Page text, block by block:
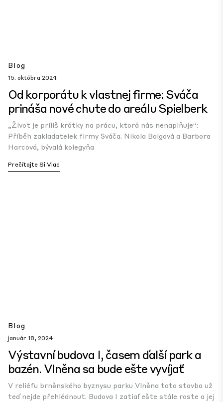
Blog
15. októbra 2024
Od korporátu k vlastnej firme: Sváča
prináša nové chute do areálu Spielberk
„Život je príliš krátky na prácu, ktorá nás nenaplňuje“:
Příběh zakladatelek firmy Sváča. Nikola Balgová a Barbora
Harcová, bývalá kolegyňa
Prečítajte Si Viac
Blog
január 18, 2024
Výstavní budova I, časem ďalší park a
bazén. Vlněna sa bude ešte vyvíjať
V reliéfu brněnského byznysu parku Vlněna tato stavba už
teď nejde přehlédnout. Budova I zatiaľ ešte stále roste a jej